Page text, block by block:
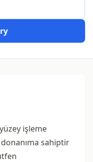
işleme
sahiptir